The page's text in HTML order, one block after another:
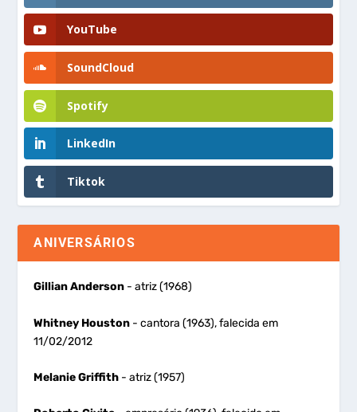
YouTube
SoundCloud
Spotify
LinkedIn
Tiktok
ANIVERSÁRIOS
Gillian Anderson - atriz (1968)
Whitney Houston - cantora (1963), falecida em
11/02/2012
Melanie Griffith - atriz (1957)